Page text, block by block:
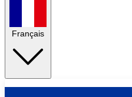
Français